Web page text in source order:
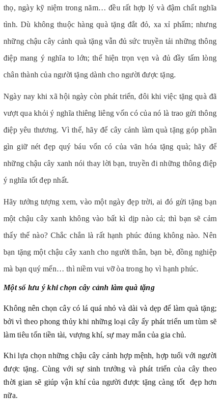
thọ, ngày kỹ niệm trong năm… đều rất hợp lý và đậm chất nghĩa
tình. Dù không thuộc hàng quà tặng đắt đỏ, xa xỉ phẩm; nhưng
những chậu cây cảnh quà tặng vẫn đủ sức truyền tải những thông
điệp mang ý nghĩa to lớn; thể hiện trọn vẹn và đủ đầy tấm lòng
chân thành của người tặng dành cho người được tặng.
Ngày nay khi xã hội ngày còn phát triển, đôi khi việc tặng quà đã
vượt qua khỏi ý nghĩa thiêng liêng vốn có của nó là trao gửi thông
điệp yêu thương. Vì thế, hãy để cây cảnh làm quà tặng góp phần
gìn giữ nét đẹp quý báu vốn có của văn hóa tặng quà; hãy để
những chậu cây xanh nói thay lời bạn, truyền đi những thông điệp
ý nghĩa tốt đẹp nhất.
Hãy tưởng tượng xem, vào một ngày đẹp trời, ai đó gửi tặng bạn
một chậu cây xanh không vào bất kì dịp nào cả; thì bạn sẽ cảm
thấy thế nào? Chắc chắn là rất hạnh phúc đúng không nào. Nên
bạn tặng một chậu cây xanh cho người thân, bạn bè, đồng nghiệp
mà bạn quý mến… thì niềm vui vỡ òa trong họ vì hạnh phúc.
Một số lưu ý khi chọn cây cảnh làm quà tặng
Không nên chọn cây có lá quá nhỏ và dài và dẹp để làm quà tặng;
bởi vì theo phong thủy khi những loại cây ấy phát triển um tùm sẽ
làm tiêu tốn tiền tài, vượng khí, sự may mắn của gia chủ.
Khi lựa chọn những chậu cây cảnh hợp mệnh, hợp tuổi với người
được tặng. Cùng với sự sinh trưởng và phát triển của cây theo
thời gian sẽ giúp vận khí của người được tặng càng tốt đẹp hơn
nữa.